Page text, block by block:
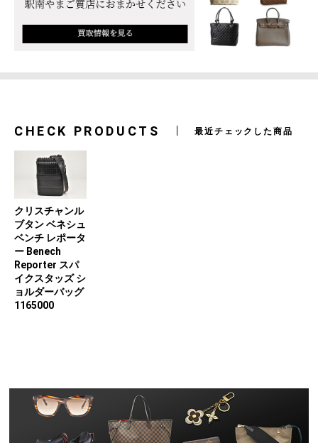
CHECK PRODUCTS 最近チェックした商品
クリスチャンル
ブタン ベネシュ
ベンチ レポータ
ー Benech
Reporter スパ
イクスタッズ シ
ョルダーバッグ
1165000